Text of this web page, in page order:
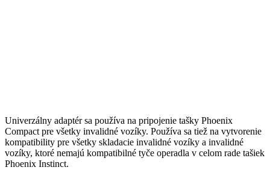
Univerzálny adaptér sa používa na pripojenie tašky Phoenix
Compact pre všetky invalidné vozíky. Používa sa tiež na vytvorenie
kompatibility pre všetky skladacie invalidné vozíky a invalidné
vozíky, ktoré nemajú kompatibilné tyče operadla v celom rade tašiek
Phoenix Instinct.